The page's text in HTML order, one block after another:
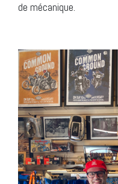
de mécanique.